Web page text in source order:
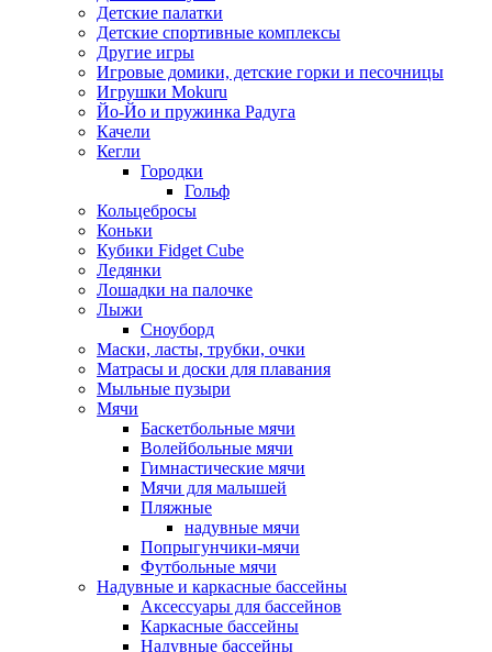
Детские палатки
Детские спортивные комплексы
Другие игры
Игровые домики, детские горки и песочницы
Игрушки Mokuru
Йо-Йо и пружинка Радуга
Качели
Кегли
Городки
Гольф
Кольцебросы
Коньки
Кубики Fidget Cube
Ледянки
Лошадки на палочке
Лыжи
Сноуборд
Маски, ласты, трубки, очки
Матрасы и доски для плавания
Мыльные пузыри
Мячи
Баскетбольные мячи
Волейбольные мячи
Гимнастические мячи
Мячи для малышей
Пляжные
надувные мячи
Попрыгунчики-мячи
Футбольные мячи
Надувные и каркасные бассейны
Аксессуары для бассейнов
Каркасные бассейны
Надувные бассейны